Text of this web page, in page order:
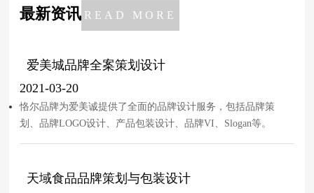
最新资讯 READ MORE
爱美城品牌全案策划设计
2021-03-20
恪尔品牌为爱美诚提供了全面的品牌设计服务，包括品牌策
划、品牌LOGO设计、产品包装设计、品牌VI、Slogan等。
天域食品品牌策划与包装设计